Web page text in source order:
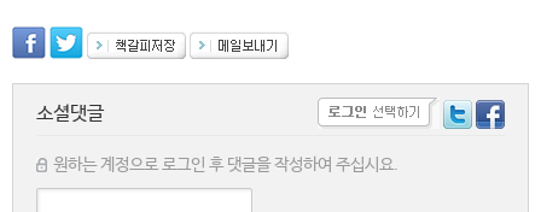
소셜댓글
원하는 계정으로 로그인 후 댓글을 작성하여 주십시요.